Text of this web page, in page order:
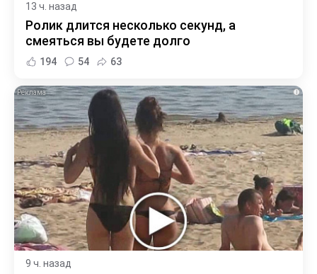
13 ч. назад
Ролик длится несколько секунд, а
смеяться вы будете долго
194 54 63
i
9 ч. назад